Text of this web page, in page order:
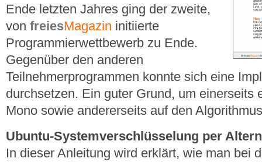
Ende letzten Jahres ging der zweite,
von freiesMagazin initiierte
Programmierwettbewerb zu Ende.
Gegenüber den anderen
Teilnehmerprogrammen konnte sich eine
durchsetzen. Ein guter Grund, um einerseits
Mono sowie andererseits auf den
Ubuntu-Systemverschlüsselung per
In dieser Anleitung wird erklärt, wie man bei